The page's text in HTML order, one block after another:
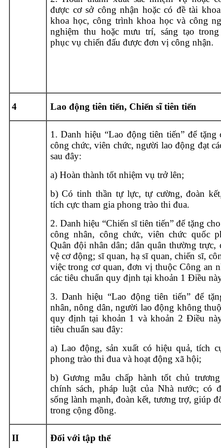
được cơ sở công nhận hoặc có đề tài
khoa học, công trình khoa học và công
nghiệm thu hoặc mưu trí, sáng tạo
phục vụ chiến đấu được đơn vị công nhận.
4 Lao động tiên tiến, Chiến sĩ tiên tiến
1. Danh hiệu “Lao động tiên tiến” để tặng
công chức, viên chức, người lao động đạt
sau đây:
a) Hoàn thành tốt nhiệm vụ trở lên;
b) Có tinh thần tự lực, tự cường, đoàn
tích cực tham gia phong trào thi đua.
2. Danh hiệu “Chiến sĩ tiên tiến” để tặng
công nhân, công chức, viên chức quốc
Quân đội nhân dân; dân quân thường trực,
vệ cơ động; sĩ quan, hạ sĩ quan, chiến sĩ,
việc trong cơ quan, đơn vị thuộc Công an
các tiêu chuẩn quy định tại khoản 1 Điều
3. Danh hiệu “Lao động tiên tiến” để
nhân, nông dân, người lao động không
quy định tại khoản 1 và khoản 2 Điều
tiêu chuẩn sau đây:
a) Lao động, sản xuất có hiệu quả, tích
phong trào thi đua và hoạt động xã hội;
b) Gương mẫu chấp hành tốt chủ
chính sách, pháp luật của Nhà nước; có
sống lành mạnh, đoàn kết, tương trợ, giúp
trong cộng đồng.
II Đối với tập thể